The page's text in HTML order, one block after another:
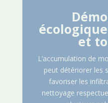
et
L’accumulation de
peut détériorer les
favoriser les
nettoyage